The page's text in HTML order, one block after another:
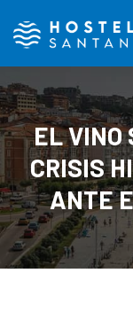
EL VINO
CRISIS
ANTE